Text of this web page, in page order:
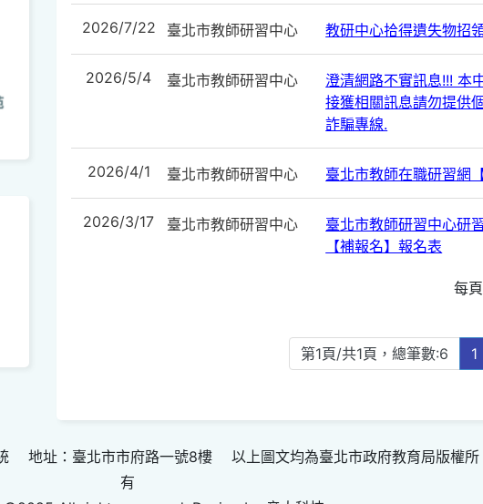
2026/7/22 臺北市教師研習中心 教研中心拾得遺失物招
2026/5/4 臺北市教師研習中心
澄清網路不實訊息!!! 本
接獲相關訊息請勿提供
詐騙專線.
2026/4/1 臺北市教師研習中心 臺北市教師在職研習網
2026/3/17 臺北市教師研習中心
臺北市教師研習中心研
【補報名】報名表
每
第1頁/共1頁，總筆數:6 1
地址：臺北市市府路一號8樓 以上圖文均為臺北市政府教育局版權所
有